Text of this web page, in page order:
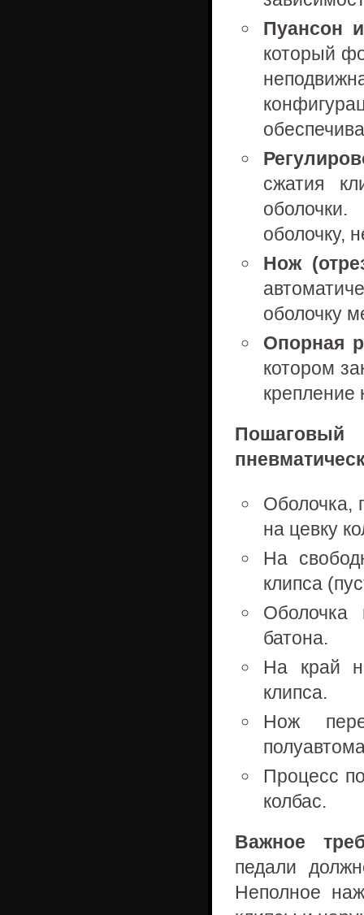
Пуансон
который
сжатия
оболочку,
Нож
оболочку
Опорная
котором
крепление
Пошаговый
Оболочка,
на цевку
На
клипса
Оболочка
батона.
На край
клипса.
Нож
Процесс
колбас.
Важное
педали
Неполное